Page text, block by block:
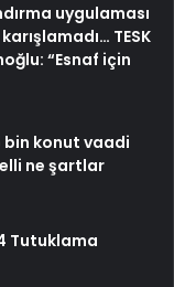
uygulaması
TESK
“Esnaf için
bin konut vaadi
ne şartlar
Tutuklama